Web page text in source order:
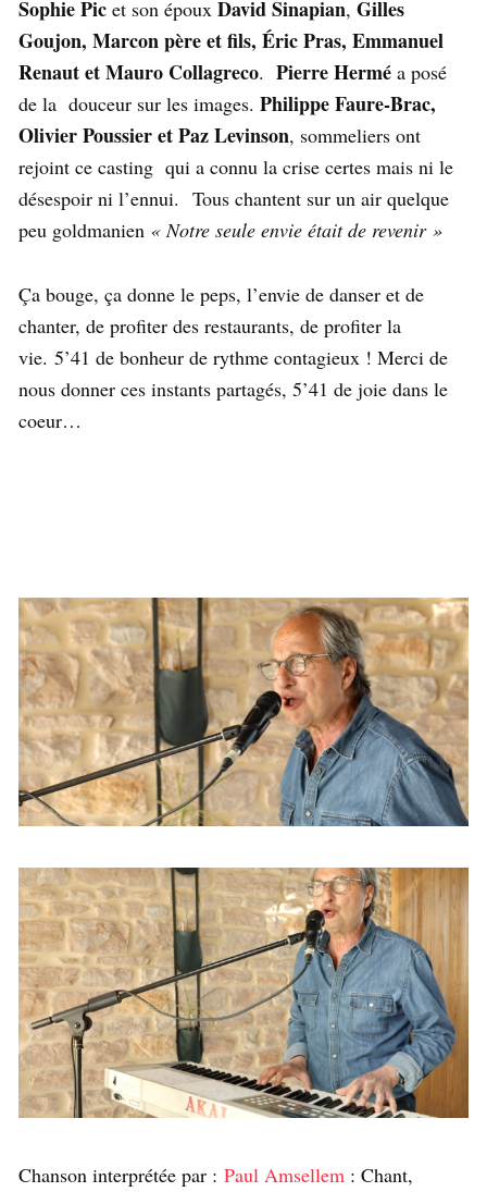
Sophie Pic et son époux David Sinapian, Gilles
Goujon, Marcon père et fils, Éric Pras, Emmanuel
Renaut et Mauro Collagreco. Pierre Hermé a posé
de la douceur sur les images. Philippe Faure-Brac,
Olivier Poussier et Paz Levinson, sommeliers ont
rejoint ce casting qui a connu la crise certes mais ni le
désespoir ni l’ennui. Tous chantent sur un air quelque
peu goldmanien « Notre seule envie était de revenir »
Ça bouge, ça donne le peps, l’envie de danser et de
chanter, de profiter des restaurants, de profiter la
vie. 5’41 de bonheur de rythme contagieux ! Merci de
nous donner ces instants partagés, 5’41 de joie dans le
coeur…
Chanson interprétée par : Paul Amsellem : Chant,